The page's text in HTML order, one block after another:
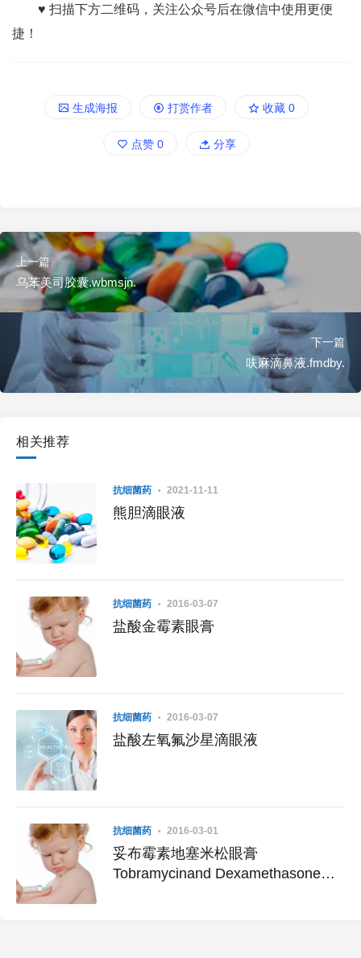
♥ 扫描下方二维码，关注公众号后在微信中使用更便
捷！
生成海报 打赏作者 收藏 0
点赞 0 分享
上一篇
乌苯美司胶囊.wbmsjn.
下一篇
呋麻滴鼻液.fmdby.
相关推荐
抗细菌药 2021-11-11
熊胆滴眼液
抗细菌药 2016-03-07
盐酸金霉素眼膏
抗细菌药 2016-03-07
盐酸左氧氟沙星滴眼液
抗细菌药 2016-03-01
妥布霉素地塞米松眼膏
Tobramycinand Dexamethasone